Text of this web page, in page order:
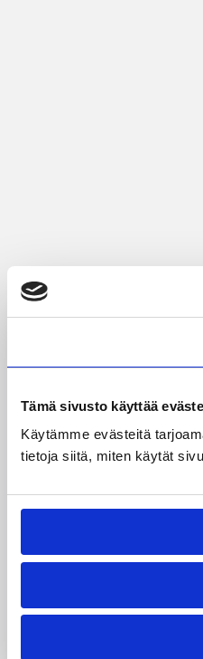
Tämä sivusto käyttää
Käytämme evästeitä
tietoja siitä, miten käytät